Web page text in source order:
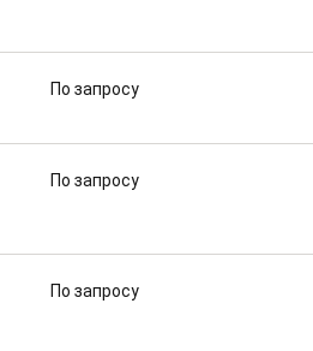
По запросу
По запросу
По запросу